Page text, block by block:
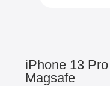
iPhone 13
Magsafe